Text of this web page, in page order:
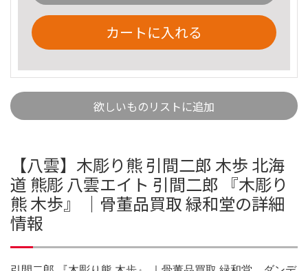
カートに入れる
欲しいものリストに追加
【八雲】木彫り熊 引間二郎 木歩 北海
道 熊彫 八雲エイト 引間二郎 『木彫り
熊 木歩』 ｜骨董品買取 緑和堂の詳細
情報